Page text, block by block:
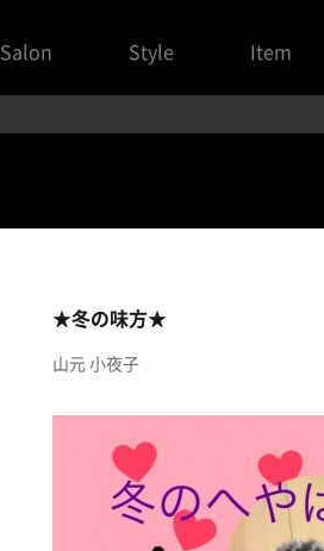
Salon Style Item
★冬の味方★
山元 小夜子